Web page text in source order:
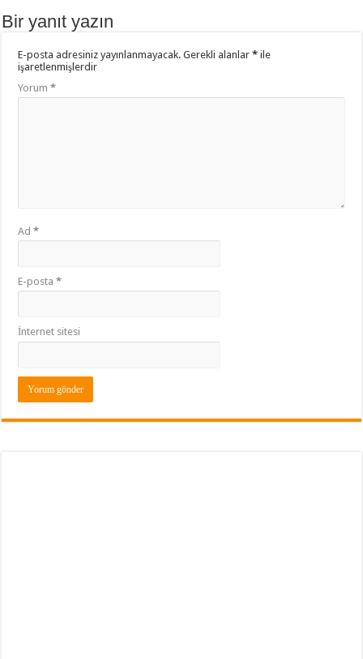
Bir yanıt yazın
E-posta adresiniz yayınlanmayacak. Gerekli alanlar* ile
işaretlenmişlerdir
Yorum*
Ad*
E-posta*
İnternet sitesi